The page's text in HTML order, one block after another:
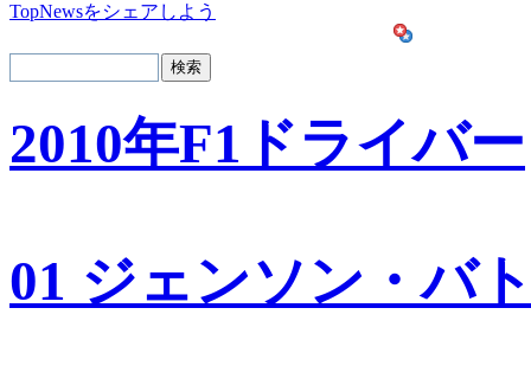
TopNewsをシェアしよう
2010年F1ドライバー
01 ジェンソン・バ